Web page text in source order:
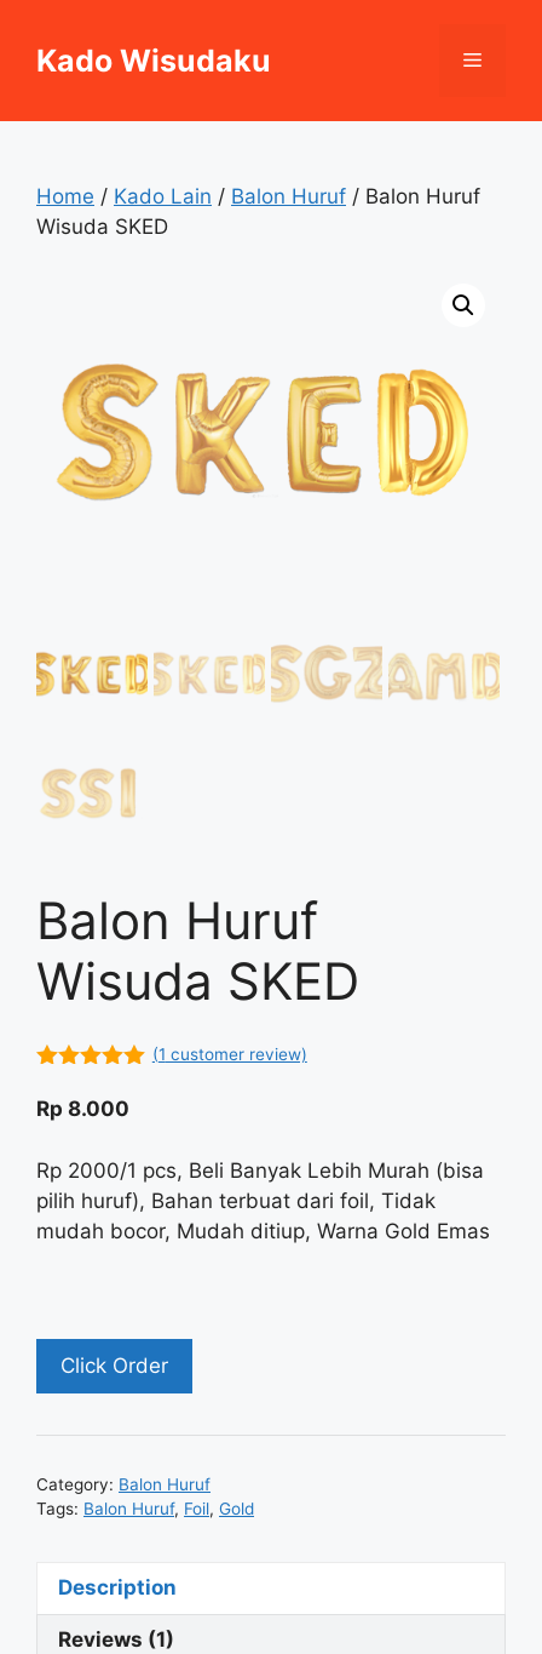
contentKado Wisudaku Menu
Home / Kado Lain / Balon Huruf / Balon Huruf
Wisuda SKED
Balon Huruf
Wisuda SKED
5
(1 customer review)
Rp 8.000
Rp 2000/1 pcs, Beli Banyak Lebih Murah (bisa
pilih huruf), Bahan terbuat dari foil, Tidak
mudah bocor, Mudah ditiup, Warna Gold Emas
Click Order
Category: Balon Huruf
Tags: Balon Huruf, Foil, Gold
Description
Reviews (1)